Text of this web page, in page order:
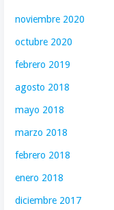
noviembre 2020
octubre 2020
febrero 2019
agosto 2018
mayo 2018
marzo 2018
febrero 2018
enero 2018
diciembre 2017